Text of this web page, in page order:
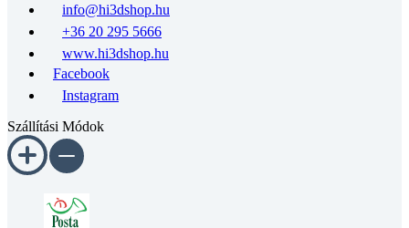
info@hi3dshop.hu
+36 20 295 5666
www.hi3dshop.hu
Facebook
Instagram
Szállítási Módok